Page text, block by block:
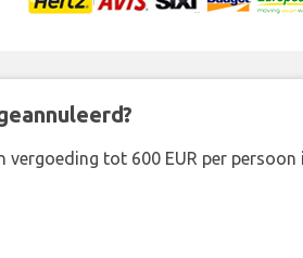
vergoeding tot 600 EUR per persoon